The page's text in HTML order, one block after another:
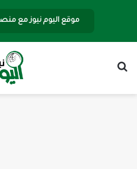
موقع اليوم نيوز مع